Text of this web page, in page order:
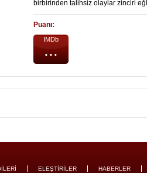
birbirinden talihsiz olaylar zinciri
Puanı:
IMDb
...
ELEŞTİRİLER HABERLER